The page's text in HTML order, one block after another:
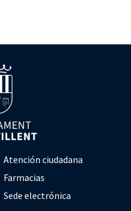
Atención ciudadana
Farmacias
Sede electrónica